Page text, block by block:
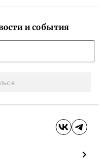
и события